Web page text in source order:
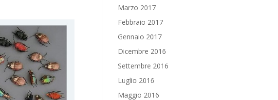
Marzo 2017
Febbraio 2017
Gennaio 2017
Dicembre 2016
Settembre 2016
Luglio 2016
Maggio 2016